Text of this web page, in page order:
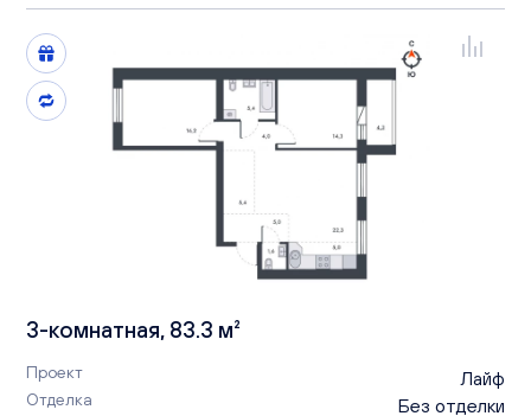
3-комнатная, 83.3 м²
Проект Лайф
Отделка Без отделки